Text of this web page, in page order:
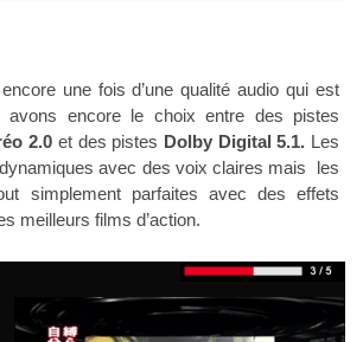
une fois d’une qualité audio qui est
encore le choix entre des pistes
2.0 et des pistes Dolby Digital 5.1. Les
avec des voix claires mais les
simplement parfaites avec des effets
meilleurs films d’action.